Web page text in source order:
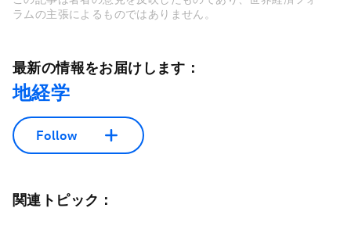
ラムの主張によるものではありません。
最新の情報をお届けします：
地経学
Follow
関連トピック：